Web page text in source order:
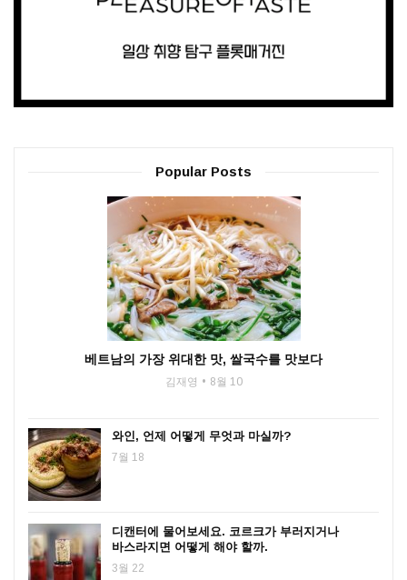
Popular Posts
베트남의 가장 위대한 맛, 쌀국수를 맛보다
김재영 8월 10
와인, 언제 어떻게 무엇과 마실까?
7월 18
디캔터에 물어보세요. 코르크가 부러지거나
바스라지면 어떻게 해야 할까.
3월 22